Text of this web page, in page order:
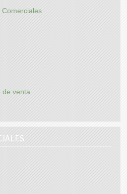
Comerciales
de venta